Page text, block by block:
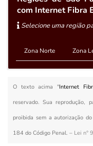
com Internet Fibra
Selecione uma região
Zona Norte Zona
O texto acima "Internet
reservado. Sua reprodução,
proibida sem a autorização
184 do Código Penal. – Lei n°